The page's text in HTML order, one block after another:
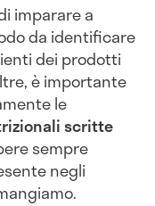
imparare a
da identificare
dei prodotti
è importante
le
scritte
sempre
negli